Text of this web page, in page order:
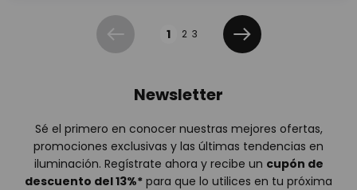
Anterior 1 2 3
Siguiente
Newsletter
Sé el primero en conocer nuestras mejores ofertas,
promociones exclusivas y las últimas tendencias en
iluminación. Regístrate ahora y recibe un cupón de
descuento del13%* para que lo utilices en tu próxima